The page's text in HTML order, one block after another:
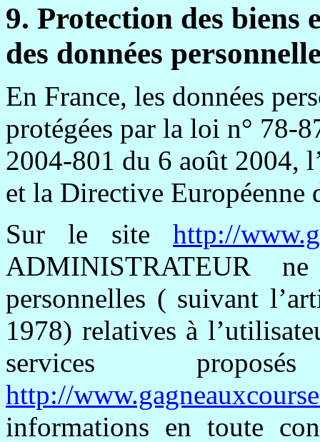
9. Protection des biens
des données
En France, les données
protégées par la loi n° 78-
2004-801 du 6 août 2004,
et la Directive Européenne
Sur le site http://
ADMINISTRATEUR
personnelles ( suivant
1978) relatives à
services
http://
informations en toute